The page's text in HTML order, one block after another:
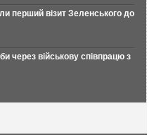
перший візит Зеленського до
через військову співпрацю з